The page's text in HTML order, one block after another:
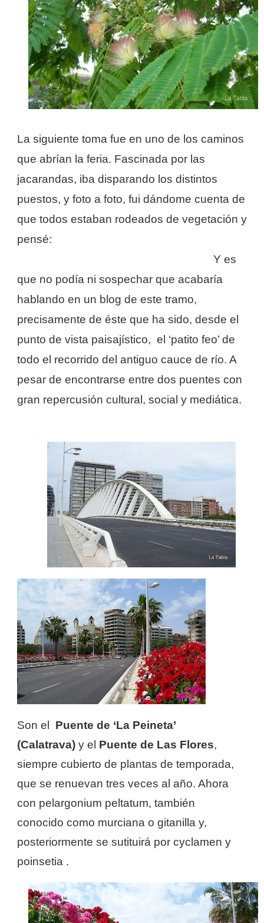
La siguiente toma fue en uno de los caminos
que abrían la feria. Fascinada por las
jacarandas, iba disparando los distintos
puestos, y foto a foto, fui dándome cuenta de
que todos estaban rodeados de vegetación y
pensé:
Y es
que no podía ni sospechar que acabaría
hablando en un blog de este tramo,
precisamente de éste que ha sido, desde el
punto de vista paisajístico, el ‘patito feo’ de
todo el recorrido del antiguo cauce de río. A
pesar de encontrarse entre dos puentes con
gran repercusión cultural, social y mediática.
Son el Puente de ‘La Peineta’
(Calatrava) y el Puente de Las Flores,
siempre cubierto de plantas de temporada,
que se renuevan tres veces al año. Ahora
con pelargonium peltatum, también
conocido como murciana o gitanilla y,
posteriormente se sutituirá por cyclamen y
poinsetia .